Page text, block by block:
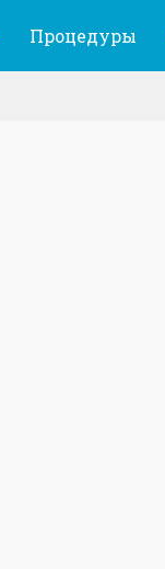
Процедуры